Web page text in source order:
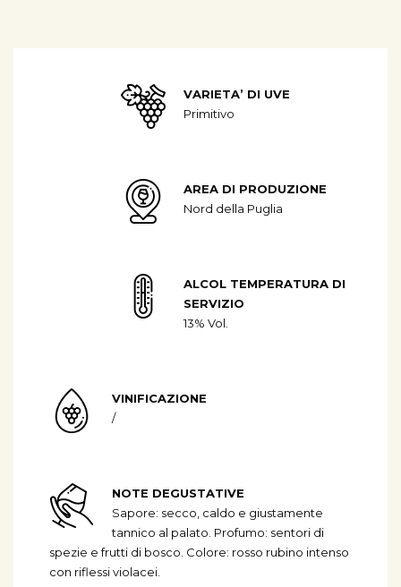
VARIETA’ DI UVE
Primitivo
AREA DI PRODUZIONE
Nord della Puglia
ALCOL TEMPERATURA DI
SERVIZIO
13% Vol.
VINIFICAZIONE
/
NOTE DEGUSTATIVE
Sapore: secco, caldo e giustamente
tannico al palato. Profumo: sentori di
spezie e frutti di bosco. Colore: rosso rubino intenso
con riflessi violacei.